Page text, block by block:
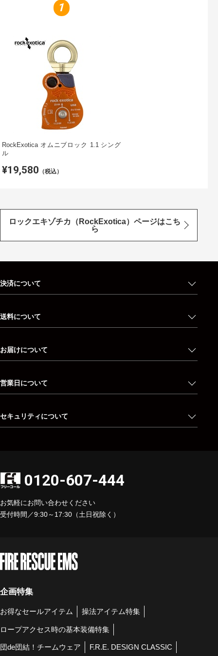
1
RockExotica オムニブロック 1.1 シング
ル
¥19,580 （税込）
ロックエキゾチカ（RockExotica）ページはこち
ら
決済について
送料について
お届けについて
営業日について
セキュリティについて
0120-607-444
お気軽にお問い合わせください
受付時間／9:30～17:30（土日祝除く）
企画特集
お得なセールアイテム 操法アイテム特集
ロープアクセス時の基本装備特集
団de団結！チームウェア F.R.E. DESIGN CLASSIC